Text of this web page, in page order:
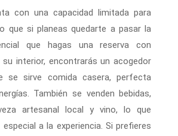
con una capacidad limitada para
que si planeas quedarte a pasar la
que hagas una reserva con
su interior, encontrarás un acogedor
se sirve comida casera, perfecta
También se venden bebidas,
artesanal local y vino, lo que
a la experiencia. Si prefieres